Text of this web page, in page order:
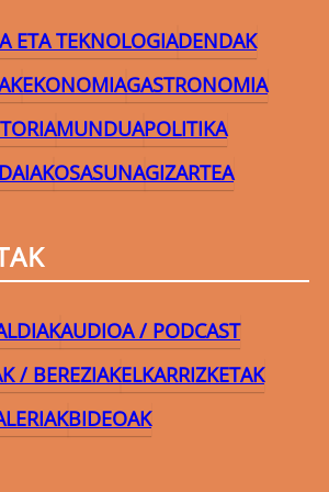
ETA TEKNOLOGIADENDAK
EKONOMIAGASTRONOMIA
MUNDUAPOLITIKA
OSASUNAGIZARTEA
AUDIOA / PODCAST
/ BEREZIAKELKARRIZKETAK
BIDEOAK